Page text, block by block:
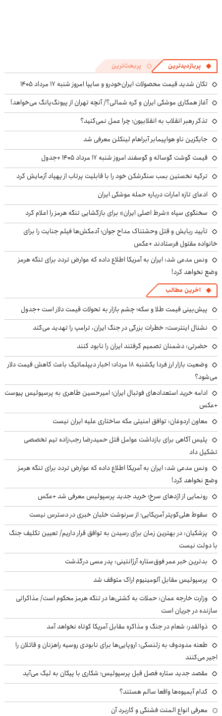
پربازدیدترین پربحث‌ترین
تکان شدید قیمت محصولات ایران‌خودرو و سایپا امروز شنبه ۱۷ مرداد ۱۴۰۵
آغاز همکاری موشکی ایران و کره شمالی؟/ آنچه تهران از پیونگ‌یانگ می‌خواهد!
تذکر رهبر انقلاب به انقلابیون؛ چرا عمل نمی‌کنید؟
جایگزین ناو هواپیمابر آبراهام لینکلن معرفی شد
قیمت گوشت گوساله و گوسفند امروز شنبه ۱۷ مرداد ۱۴۰۵ +جدول
ترکیه نخستین بمب سنگرشکن خود را با قابلیت پرتاب از پهپاد آزمایش کرد
ادعای تازه امارات درباره حمله موشکی ایران
سخنگوی سپاه «شرط اصلی ایران» برای بازگشایی تنگه هرمز را اعلام کرد
تأیید ربایش و قتل وحشتناک مداح جوان؛ آدمکش‌ها فیلم جنایت را برای
خانواده مقتول فرستادند +عکس
ونس مدعی شد: ایران به آمریکا اطلاع داده که عوارض تردد برای تنگه هرمز
وضع نخواهد کرد!
آخرین مطالب
پیش‌بینی قیمت طلا و سکه؛ چشم بازار به تحولات قیمت دلار است +جدول
نشنال اینترست: خطرات بزرگی در جنگ ایران، ترامپ را تهدید می‌کند
حضرتی: دشمنان تصمیم گرفتند ایران را نابود کنند
وضعیت بازار ارز فردا یکشنبه ۱۸ مرداد؛ اخبار دیپلماتیک باعث کاهش قیمت دلار
می‌شود؟
ادامه خرید استعدادهای فوتبال ایران؛ امیرحسین طاهری به پرسپولیس پیوست
+عکس
معاون اردوغان: توافق امنیتی مکه ساختاری علیه ایران نیست
پلیس آگاهی برای بازداشت عوامل قتل حمیدرضا رجب‌زاده تیم تخصصی
تشکیل داد
ونس مدعی شد: ایران به آمریکا اطلاع داده که عوارض تردد برای تنگه هرمز
وضع نخواهد کرد!
رونمایی از اژدهای سرخ؛ خرید جدید پرسپولیس معرفی شد +عکس
سقوط هلی‌کوپتر آمریکایی؛ از سرنوشت خلبان خبری در دسترس نیست
پزشکیان‌: در بهترین زمان برای رسیدن به توافق قرار داریم/ تعیین تکلیف جنگ
با دولت نیست
بدترین خبر عمر فوق‌ستاره آرژانتینی: پدر مسی درگذشت
پرسپولیس مقابل آلومینیوم اراک متوقف شد
وزارت خارجه عمان: حملات به کشتی‌ها در تنگه هرمز محکوم است/ مذاکراتی
سازنده در جریان است
ذوالقدر: شعام در جنگ و مذاکره مقابل آمریکا کوتاه نخواهد آمد
طعنه مدودوف به زلنسکی: اروپایی‌ها برای نابودی روسیه راهزنان و قاتلان را
اجیر می‌کنند
مقصد جدید ستاره فصل قبل پرسپولیس؛ شکاری با پیکان به لیگ می‌آید
کدام آبمیوه‌ها واقعا سالم هستند؟
معرفی انواع المنت فشنگی و کاربرد آن